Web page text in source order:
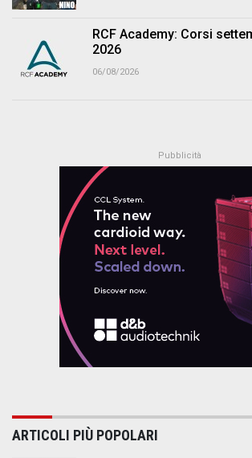
RCF Academy: Corsi
2026
06/08/2026
ARTICOLI PIÙ POPOLARI